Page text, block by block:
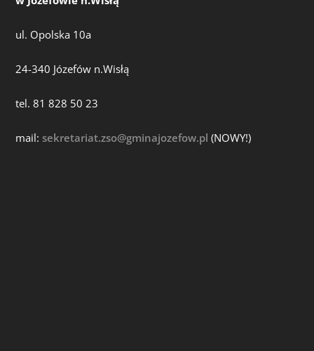
ul. Opolska 10a
24-340 Józefów n.Wisłą
tel. 81 828 50 23
mail:sekretariat.zso@gminajozefow.pl (NOWY!)